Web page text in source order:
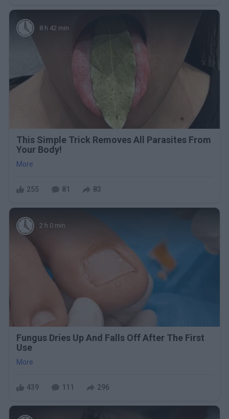
8 h 42 min
This Simple Trick Removes All Parasites From
Your Body!
More
255 81 83
2 h 0 min
Fungus Dries Up And Falls Off After The First
Use
More
439 111 296